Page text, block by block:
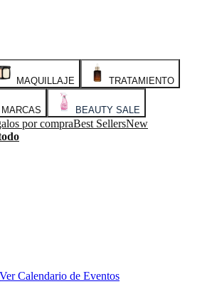
MAQUILLAJE TRATAMIENTO
MARCAS BEAUTY SALE
por compraBest SellersNew
Ver Calendario de Eventos